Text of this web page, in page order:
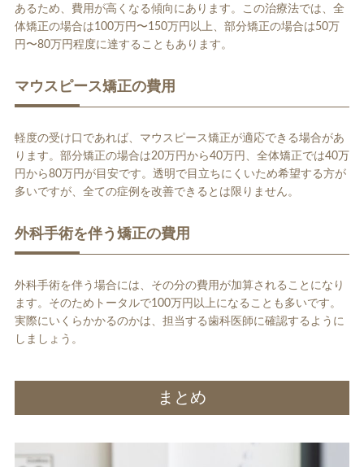
あるため、費用が高くなる傾向にあります。この治療法では、全
体矯正の場合は100万円〜150万円以上、部分矯正の場合は50万
円〜80万円程度に達することもあります。
マウスピース矯正の費用
軽度の受け口であれば、マウスピース矯正が適応できる場合があ
ります。部分矯正の場合は20万円から40万円、全体矯正では40万
円から80万円が目安です。透明で目立ちにくいため希望する方が
多いですが、全ての症例を改善できるとは限りません。
外科手術を伴う矯正の費用
外科手術を伴う場合には、その分の費用が加算されることになり
ます。そのためトータルで100万円以上になることも多いです。
実際にいくらかかるのかは、担当する歯科医師に確認するように
しましょう。
まとめ